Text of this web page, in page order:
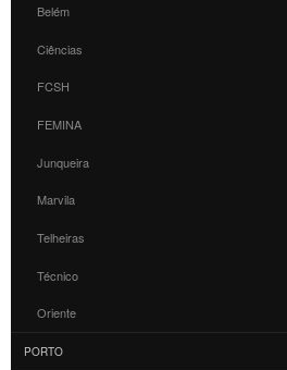
Belém
Ciências
FCSH
FEMINA
Junqueira
Marvila
Telheiras
Técnico
Oriente
PORTO